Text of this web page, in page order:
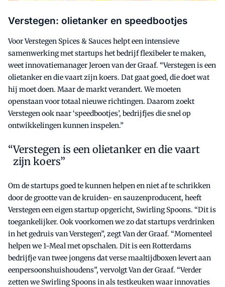
Verstegen: olietanker en speedbootjes
Voor Verstegen Spices & Sauces helpt een intensieve
samenwerking met startups het bedrijf flexibeler te maken,
weet innovatiemanager Jeroen van der Graaf. “Verstegen is een
olietanker en die vaart zijn koers. Dat gaat goed, die doet wat
hij moet doen. Maar de markt verandert. We moeten
openstaan voor totaal nieuwe richtingen. Daarom zoekt
Verstegen ook naar ‘speedbootjes’, bedrijfjes die snel op
ontwikkelingen kunnen inspelen.”
Verstegen is een olietanker en die vaart
zijn koers”
Om de startups goed te kunnen helpen en niet af te schrikken
door de grootte van de kruiden- en sauzenproducent, heeft
Verstegen een eigen startup opgericht, Swirling Spoons. “Dit is
toegankelijker. Ook voorkomen we zo dat startups verdrinken
in het gedruis van Verstegen”, zegt Van der Graaf. “Momenteel
helpen we 1-Meal met opschalen. Dit is een Rotterdams
bedrijfje van twee jongens dat verse maaltijdboxen levert aan
eenpersoonshuishoudens”, vervolgt Van der Graaf. “Verder
zetten we Swirling Spoons in als testkeuken waar innovaties